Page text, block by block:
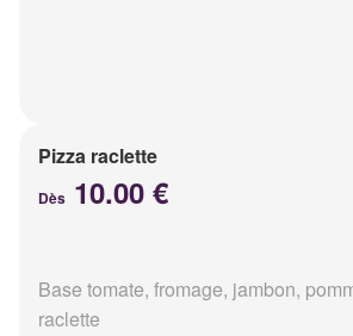
Pizza raclette
Dès 10.00 €
Base tomate, fromage, jambon,
raclette